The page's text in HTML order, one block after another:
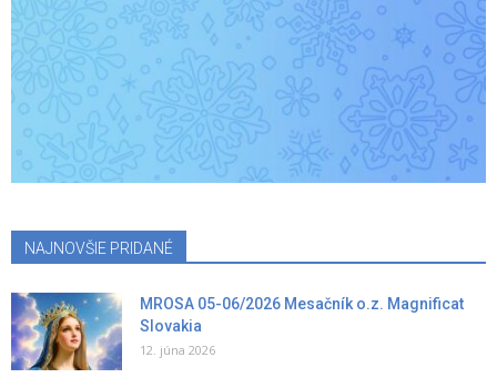
NAJNOVŠIE PRIDANÉ
MROSA 05-06/2026 Mesačník o.z. Magnificat
Slovakia
12. júna 2026